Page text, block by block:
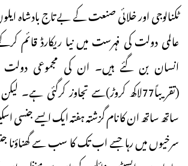
ٹکنالوجی اور خلائی صنعت کے بے تاج بادشاہ
عالمی دولت کی فہرست میں نیا ریکارڈ قائم
(تقریباً77لاکھ کروڑ)سے تجاوز کرگئی
ساتھ ساتھ ان کا نام گزشتہ ہفتہ ایک ایسے جنسی
سرخیوں میں رہا جسے اب تک کا سب سے گھناؤنا